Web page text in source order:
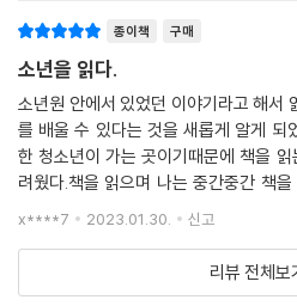
아이들이니 열악한 환경이나 인권 유린
정서는 염두에 두지 않은 삭막한 공간. 작
을 하는 자신의 처지와 아이들에게 환대
의 삶에서 지우고 싶은 시간에 함께한다
그럼에도 작가는 소년들에게 책으로 말
을 통해 마음과 영혼을 보듬어 인간답게
좋은 삶을 욕망하는 소년들을 위하여
종이책 구매
소년을 읽다.
소년원 안에서 있었던 이야기라고 해서
를 배울 수 있다는 것을 새롭게 알게 되
한 청소년이 가는 곳이기때문에 책을
려웠다.책을 읽으며 나는 중간중간 책
간 책을 덮어야만 했습니다.하루안에
x****7 2023.01.30. 신고
리뷰 전체보